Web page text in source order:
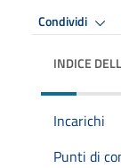
Condividi
INDICE
Incarichi
Punti di